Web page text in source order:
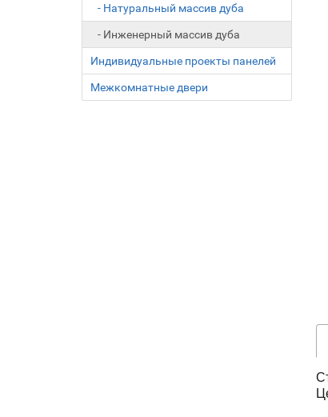
- Натуральный массив дуба
- Инженерный массив дуба
Индивидуальные проекты панелей
Межкомнатные двери